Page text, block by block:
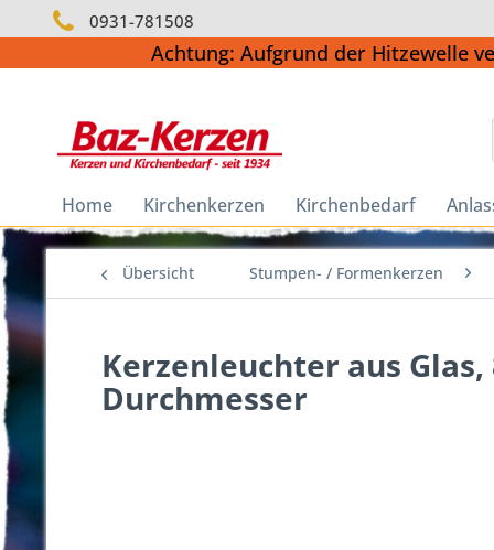
0931-781508
Achtung: Aufgrund der Hitzewelle
Home Kirchenkerzen Kirchenbedarf
Übersicht Stumpen- / Formenkerzen
Kerzenleuchter aus
Durchmesser